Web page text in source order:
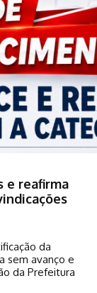
e reafirma
da
sem avanço e
da Prefeitura